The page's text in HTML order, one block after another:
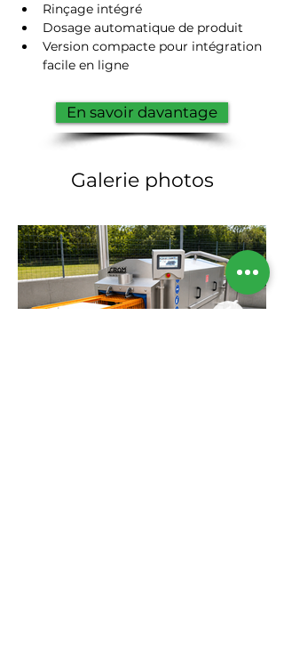
Rinçage intégré
Dosage automatique de produit
Version compacte pour intégration
facile en ligne
En savoir davantage
Galerie photos